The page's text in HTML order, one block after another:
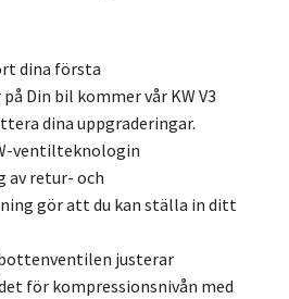
dina första
Din bil kommer vår KW V3
dina uppgraderingar.
ventilteknologin
av retur- och
gör att du kan ställa in ditt
justerar
för kompressionsnivån med